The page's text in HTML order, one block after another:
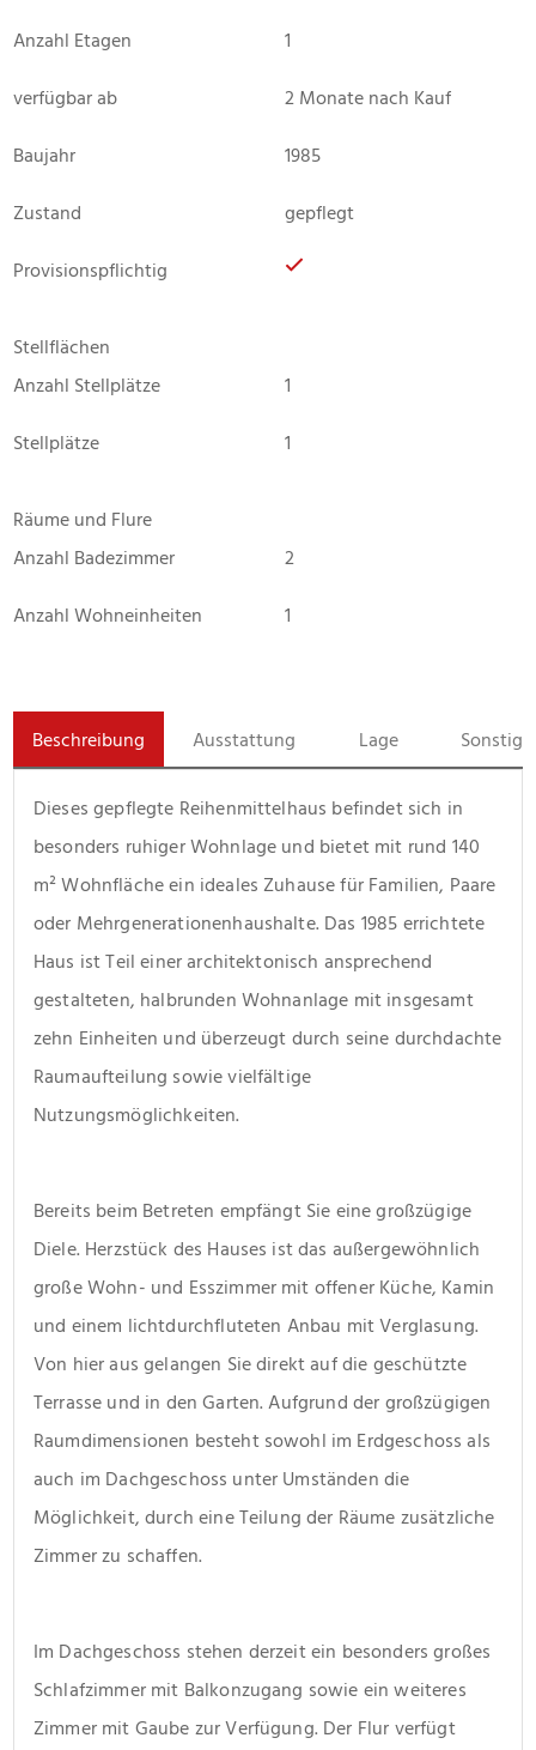
Anzahl Etagen
1
verfügbar ab
2 Monate nach Kauf
Baujahr
1985
Zustand
gepflegt
Provisionspflichtig
Stellflächen
Anzahl Stellplätze
1
Stellplätze
1
Räume und Flure
Anzahl Badezimmer
2
Anzahl Wohneinheiten
1
Beschreibung Ausstattung Lage
Dieses gepflegte Reihenmittelhaus befindet sich in
besonders ruhiger Wohnlage und bietet mit rund 140
m² Wohnfläche ein ideales Zuhause für Familien, Paare
oder Mehrgenerationenhaushalte. Das 1985 errichtete
Haus ist Teil einer architektonisch ansprechend
gestalteten, halbrunden Wohnanlage mit insgesamt
zehn Einheiten und überzeugt durch seine durchdachte
Raumaufteilung sowie vielfältige
Nutzungsmöglichkeiten.
Bereits beim Betreten empfängt Sie eine großzügige
Diele. Herzstück des Hauses ist das außergewöhnlich
große Wohn- und Esszimmer mit offener Küche, Kamin
und einem lichtdurchfluteten Anbau mit Verglasung.
Von hier aus gelangen Sie direkt auf die geschützte
Terrasse und in den Garten. Aufgrund der großzügigen
Raumdimensionen besteht sowohl im Erdgeschoss als
auch im Dachgeschoss unter Umständen die
Möglichkeit, durch eine Teilung der Räume zusätzliche
Zimmer zu schaffen.
Im Dachgeschoss stehen derzeit ein besonders großes
Schlafzimmer mit Balkonzugang sowie ein weiteres
Zimmer mit Gaube zur Verfügung. Der Flur verfügt